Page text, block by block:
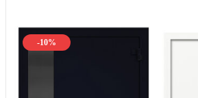
-10%